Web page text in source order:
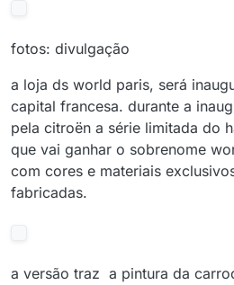
fotos: divulgação
a loja ds world paris, será
capital francesa. durante a
pela citroën a série limitada do
que vai ganhar o sobrenome
com cores e materiais
fabricadas.
a versão traz a pintura da